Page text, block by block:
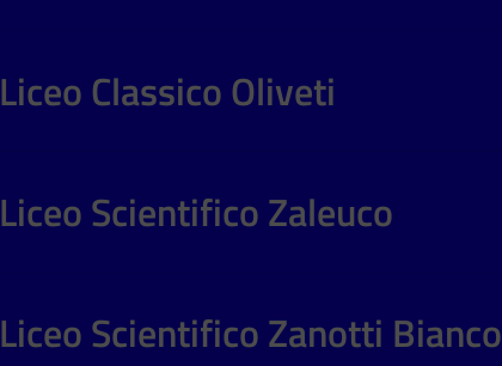
Liceo Classico Oliveti
Liceo Scientifico Zaleuco
Liceo Scientifico Zanotti Bianco